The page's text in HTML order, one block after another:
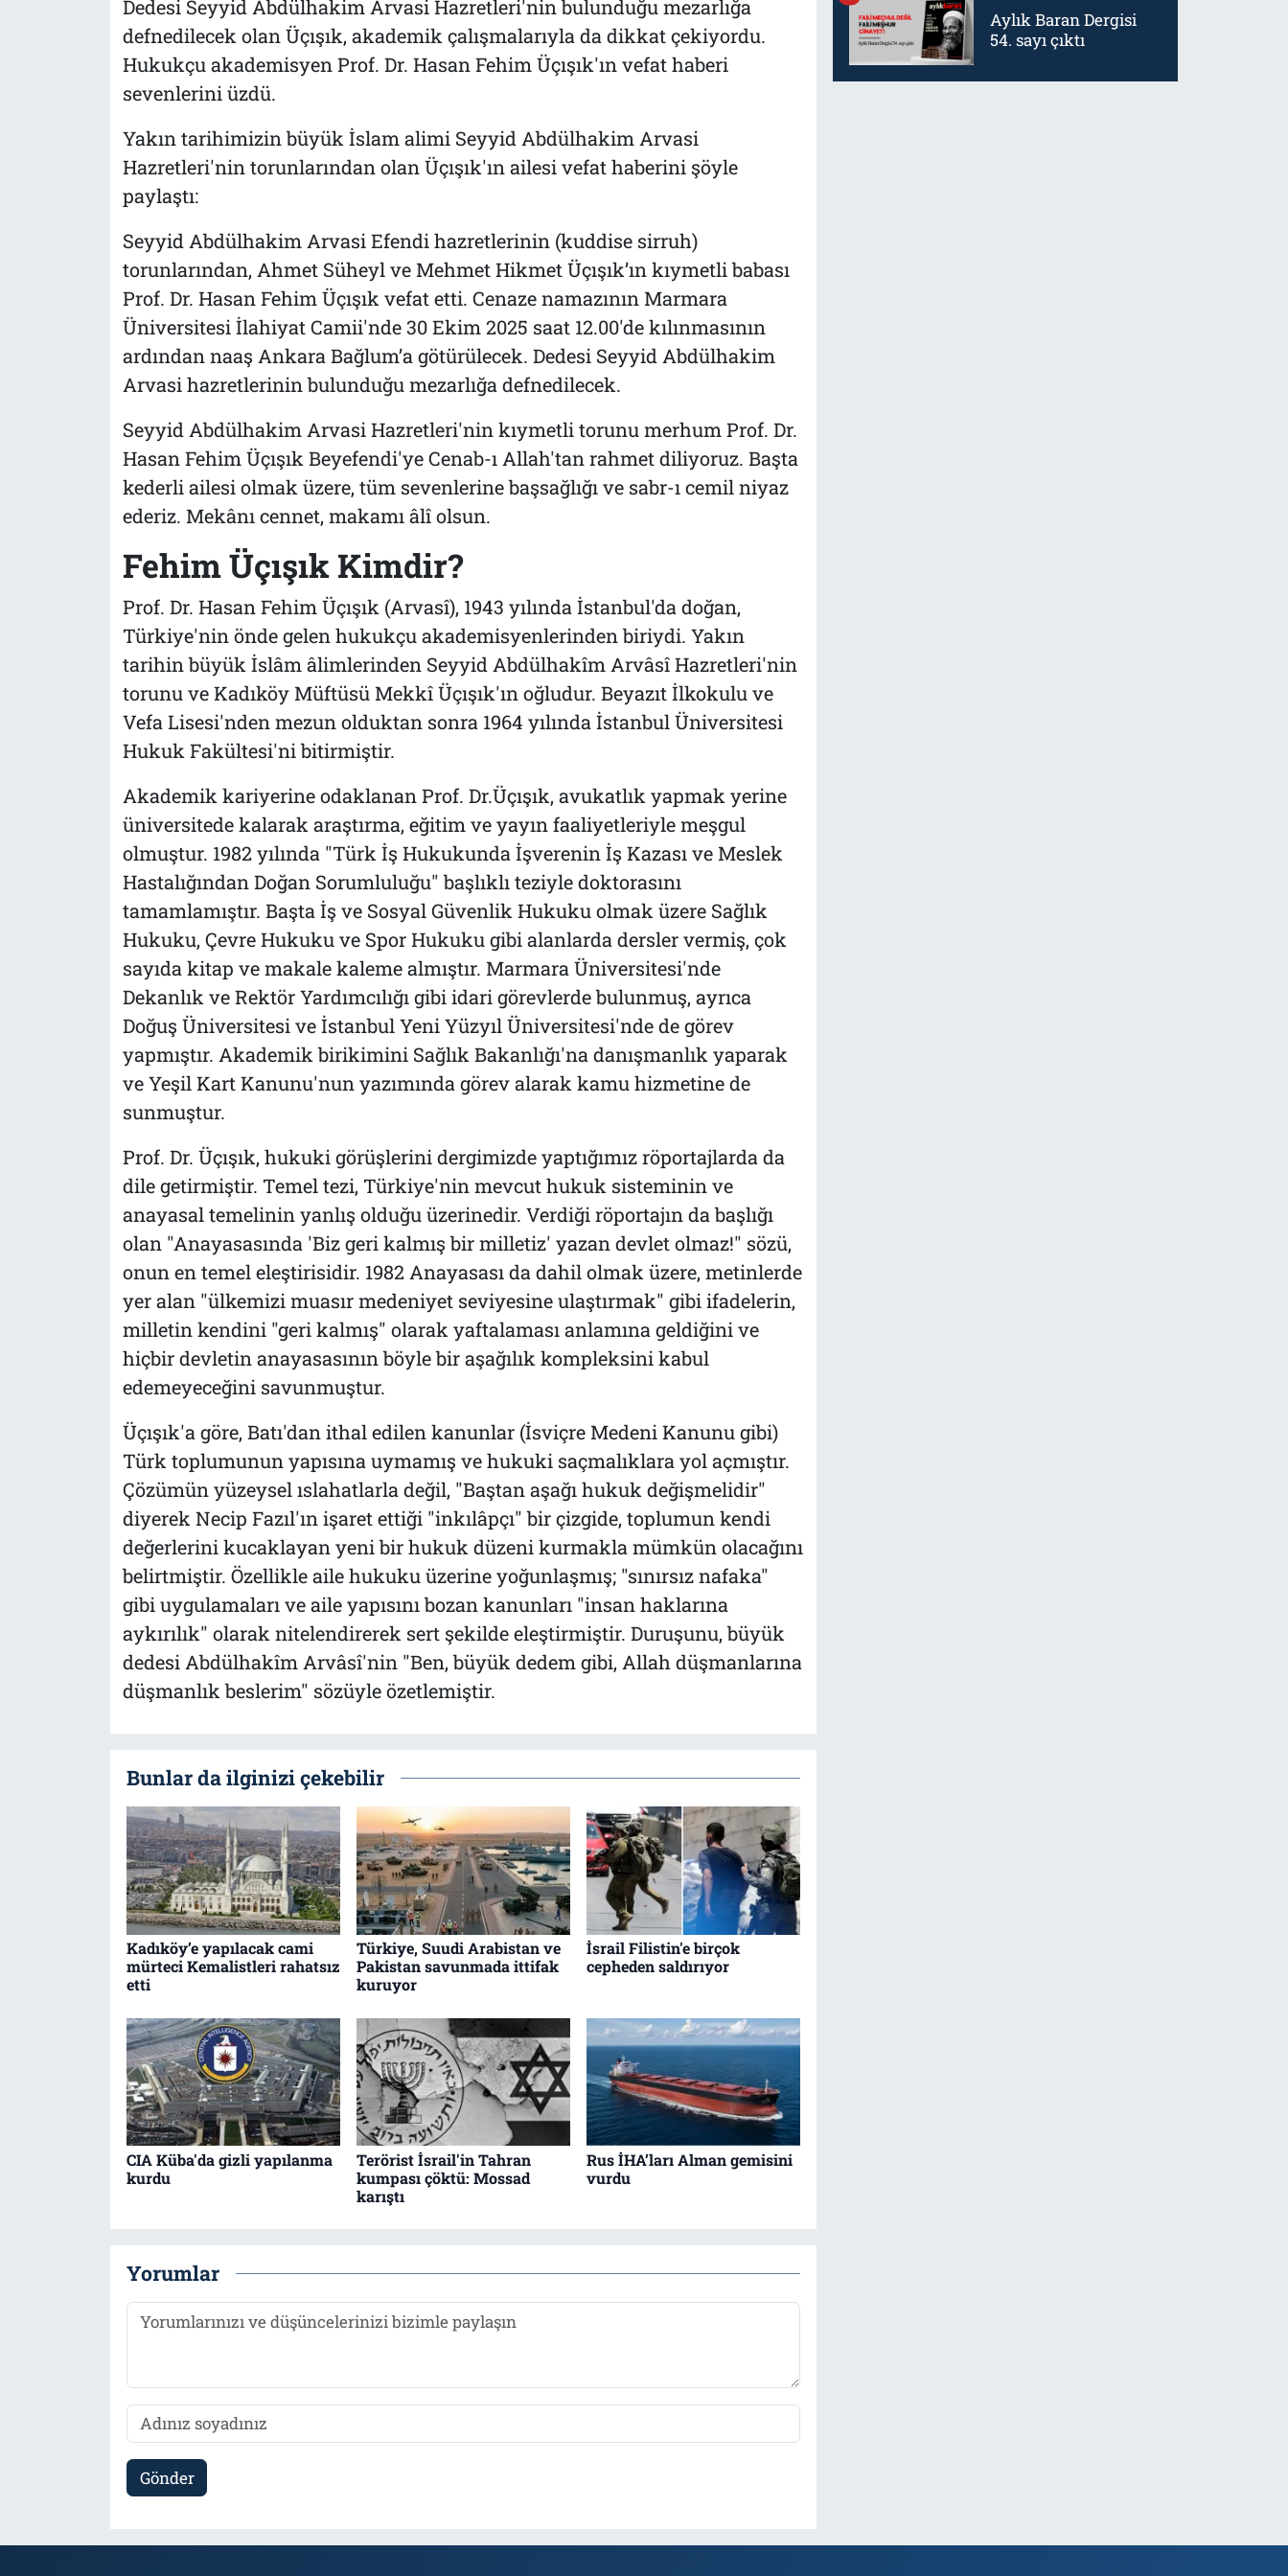
Dedesi Seyyid Abdülhakim Arvasi Hazretleri'nin bulunduğu mezarlığa
defnedilecek olan Üçışık, akademik çalışmalarıyla da dikkat çekiyordu.
Hukukçu akademisyen Prof. Dr. Hasan Fehim Üçışık'ın vefat haberi
sevenlerini üzdü.
Yakın tarihimizin büyük İslam alimi Seyyid Abdülhakim Arvasi
Hazretleri'nin torunlarından olan Üçışık'ın ailesi vefat haberini şöyle
paylaştı:
Seyyid Abdülhakim Arvasi Efendi hazretlerinin (kuddise sirruh)
torunlarından, Ahmet Süheyl ve Mehmet Hikmet Üçışık’ın kıymetli babası
Prof. Dr. Hasan Fehim Üçışık vefat etti. Cenaze namazının Marmara
Üniversitesi İlahiyat Camii'nde 30 Ekim 2025 saat 12.00'de kılınmasının
ardından naaş Ankara Bağlum’a götürülecek. Dedesi Seyyid Abdülhakim
Arvasi hazretlerinin bulunduğu mezarlığa defnedilecek.
Seyyid Abdülhakim Arvasi Hazretleri'nin kıymetli torunu merhum Prof. Dr.
Hasan Fehim Üçışık Beyefendi'ye Cenab-ı Allah'tan rahmet diliyoruz. Başta
kederli ailesi olmak üzere, tüm sevenlerine başsağlığı ve sabr-ı cemil niyaz
ederiz. Mekânı cennet, makamı âlî olsun.
Fehim Üçışık Kimdir?
Prof. Dr. Hasan Fehim Üçışık (Arvasî), 1943 yılında İstanbul'da doğan,
Türkiye'nin önde gelen hukukçu akademisyenlerinden biriydi. Yakın
tarihin büyük İslâm âlimlerinden Seyyid Abdülhakîm Arvâsî Hazretleri'nin
torunu ve Kadıköy Müftüsü Mekkî Üçışık'ın oğludur. Beyazıt İlkokulu ve
Vefa Lisesi'nden mezun olduktan sonra 1964 yılında İstanbul Üniversitesi
Hukuk Fakültesi'ni bitirmiştir.
Akademik kariyerine odaklanan Prof. Dr.Üçışık, avukatlık yapmak yerine
üniversitede kalarak araştırma, eğitim ve yayın faaliyetleriyle meşgul
olmuştur. 1982 yılında "Türk İş Hukukunda İşverenin İş Kazası ve Meslek
Hastalığından Doğan Sorumluluğu" başlıklı teziyle doktorasını
tamamlamıştır. Başta İş ve Sosyal Güvenlik Hukuku olmak üzere Sağlık
Hukuku, Çevre Hukuku ve Spor Hukuku gibi alanlarda dersler vermiş, çok
sayıda kitap ve makale kaleme almıştır. Marmara Üniversitesi'nde
Dekanlık ve Rektör Yardımcılığı gibi idari görevlerde bulunmuş, ayrıca
Doğuş Üniversitesi ve İstanbul Yeni Yüzyıl Üniversitesi'nde de görev
yapmıştır. Akademik birikimini Sağlık Bakanlığı'na danışmanlık yaparak
ve Yeşil Kart Kanunu'nun yazımında görev alarak kamu hizmetine de
sunmuştur.
Prof. Dr. Üçışık, hukuki görüşlerini dergimizde yaptığımız röportajlarda da
dile getirmiştir. Temel tezi, Türkiye'nin mevcut hukuk sisteminin ve
anayasal temelinin yanlış olduğu üzerinedir. Verdiği röportajın da başlığı
olan "Anayasasında 'Biz geri kalmış bir milletiz' yazan devlet olmaz!" sözü,
onun en temel eleştirisidir. 1982 Anayasası da dahil olmak üzere, metinlerde
yer alan "ülkemizi muasır medeniyet seviyesine ulaştırmak" gibi ifadelerin,
milletin kendini "geri kalmış" olarak yaftalaması anlamına geldiğini ve
hiçbir devletin anayasasının böyle bir aşağılık kompleksini kabul
edemeyeceğini savunmuştur.
Üçışık'a göre, Batı'dan ithal edilen kanunlar (İsviçre Medeni Kanunu gibi)
Türk toplumunun yapısına uymamış ve hukuki saçmalıklara yol açmıştır.
Çözümün yüzeysel ıslahatlarla değil, "Baştan aşağı hukuk değişmelidir"
diyerek Necip Fazıl'ın işaret ettiği "inkılâpçı" bir çizgide, toplumun kendi
değerlerini kucaklayan yeni bir hukuk düzeni kurmakla mümkün olacağını
belirtmiştir. Özellikle aile hukuku üzerine yoğunlaşmış; "sınırsız nafaka"
gibi uygulamaları ve aile yapısını bozan kanunları "insan haklarına
aykırılık" olarak nitelendirerek sert şekilde eleştirmiştir. Duruşunu, büyük
dedesi Abdülhakîm Arvâsî'nin "Ben, büyük dedem gibi, Allah düşmanlarına
düşmanlık beslerim" sözüyle özetlemiştir.
Bunlar da ilginizi çekebilir
Kadıköy’e yapılacak cami
mürteci Kemalistleri rahatsız
etti
Türkiye, Suudi Arabistan ve
Pakistan savunmada ittifak
kuruyor
İsrail Filistin'e birçok
cepheden saldırıyor
CIA Küba'da gizli yapılanma
kurdu
Terörist İsrail'in Tahran
kumpası çöktü: Mossad
karıştı
Rus İHA’ları Alman gemisini
vurdu
Yorumlar
Gönder
Aylık Baran Dergisi
54. sayı çıktı